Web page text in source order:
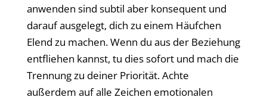
anwenden sind subtil aber konsequent und
darauf ausgelegt, dich zu einem Häufchen
Elend zu machen. Wenn du aus der Beziehung
entfliehen kannst, tu dies sofort und mach die
Trennung zu deiner Priorität. Achte
außerdem auf alle Zeichen emotionalen